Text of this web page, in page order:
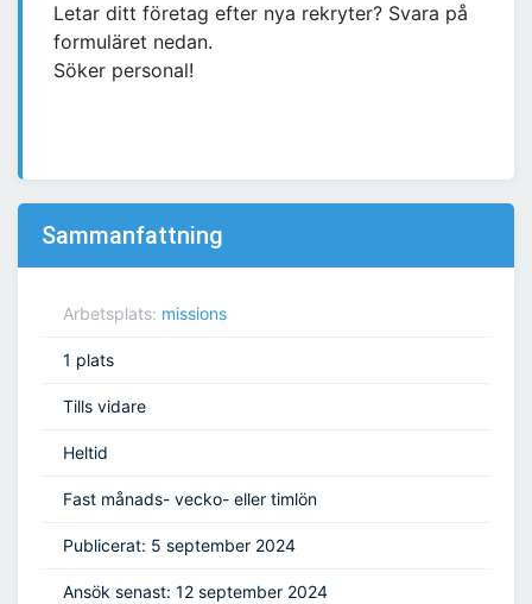
Letar ditt företag efter nya rekryter? Svara på
formuläret nedan.
Söker personal!
Sammanfattning
Arbetsplats: missions
1 plats
Tills vidare
Heltid
Fast månads- vecko- eller timlön
Publicerat: 5 september 2024
Ansök senast: 12 september 2024